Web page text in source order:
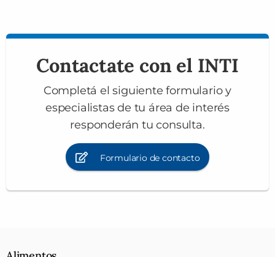
Contactate con el INTI
Completá el siguiente formulario y
especialistas de tu área de interés
responderán tu consulta.
Formulario de contacto